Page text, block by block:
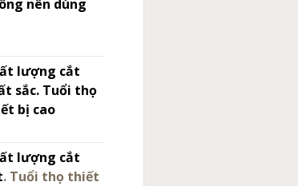
nên dùng
lượng cắt
sắc. Tuổi thọ
bị cao
lượng cắt
. Tuổi thọ thiết